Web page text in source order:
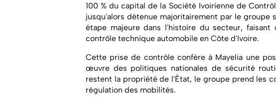
100 % du capital de la Société Ivoirienne de
jusqu'alors détenue majoritairement par le groupe
étape majeure dans l'histoire du secteur, faisant
contrôle technique automobile en Côte d'Ivoire.
Cette prise de contrôle confère à Mayelia une
œuvre des politiques nationales de sécurité
restent la propriété de l'État, le groupe prend les
régulation des mobilités.